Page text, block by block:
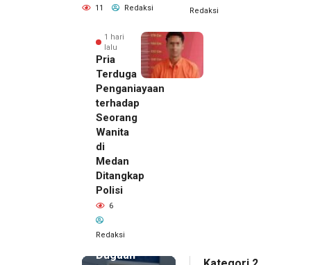
11 Redaksi Redaksi
1 hari
lalu
Pria
Terduga
Penganiayaan
terhadap
Seorang
Wanita
di
Medan
Ditangkap
Polisi
6
Redaksi
1 hari lalu
Kepala
DPMPTSP
Deli
Serdang
Bantah
Terlibat
Dugaan